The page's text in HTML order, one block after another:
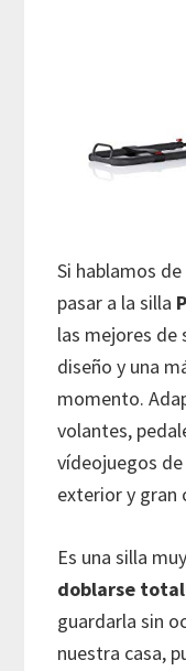
Si hablamos
pasar a la silla
las mejores de
diseño y una
momento.
volantes,
vídeojuegos
exterior y gran
Es una silla
doblarse
guardarla sin
nuestra casa,